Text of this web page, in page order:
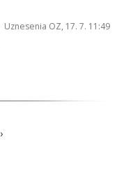
Uznesenia OZ, 17. 7. 11:49